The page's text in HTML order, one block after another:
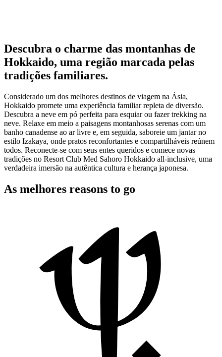
Descubra o charme das montanhas de
Hokkaido, uma região marcada pelas
tradições familiares.
Considerado um dos melhores destinos de viagem na Ásia,
Hokkaido promete uma experiência familiar repleta de diversão.
Descubra a neve em pó perfeita para esquiar ou fazer trekking na
neve. Relaxe em meio a paisagens montanhosas serenas com um
banho canadense ao ar livre e, em seguida, saboreie um jantar no
estilo Izakaya, onde pratos reconfortantes e compartilháveis reúnem
todos. Reconecte-se com seus entes queridos e comece novas
tradições no Resort Club Med Sahoro Hokkaido all-inclusive, uma
verdadeira imersão na autêntica cultura e herança japonesa.
As melhores reasons to go